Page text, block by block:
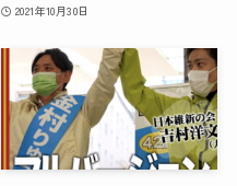
2021年10月30日